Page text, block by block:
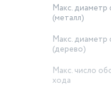
Макс. диаметр
(металл)
Макс. диаметр
(дерево)
Макс. число
хода